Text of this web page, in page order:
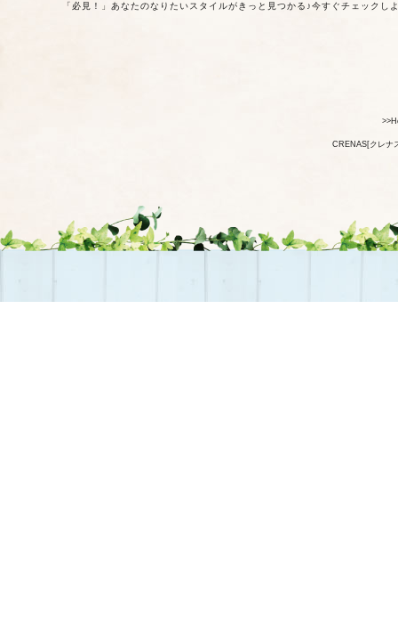
「必見！」あなたのなりたいスタイルがきっと見つかる♪今すぐチェックし
CRENAS[クレナ